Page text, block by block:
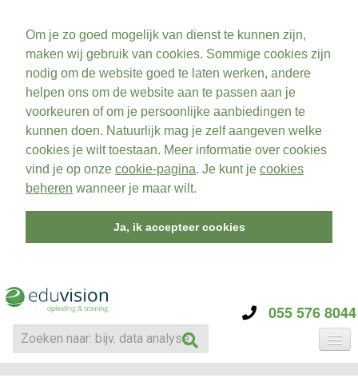
Om je zo goed mogelijk van dienst te kunnen zijn,
maken wij gebruik van cookies. Sommige cookies zijn
nodig om de website goed te laten werken, andere
helpen ons om de website aan te passen aan je
voorkeuren of om je persoonlijke aanbiedingen te
kunnen doen. Natuurlijk mag je zelf aangeven welke
cookies je wilt toestaan. Meer informatie over cookies
vind je op onze cookie-pagina. Je kunt je cookies
beheren wanneer je maar wilt.
Ja, ik accepteer cookies
055 576 8044
CATEGORIE